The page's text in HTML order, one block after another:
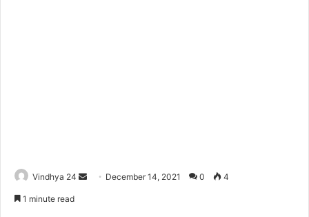
Vindhya 24
Send December 14, 2021 0 4
1 minute read